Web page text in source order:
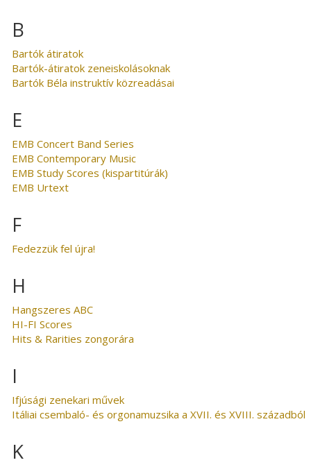
B
Bartók átiratok
Bartók-átiratok zeneiskolásoknak
Bartók Béla instruktív közreadásai
E
EMB Concert Band Series
EMB Contemporary Music
EMB Study Scores (kispartitúrák)
EMB Urtext
F
Fedezzük fel újra!
H
Hangszeres ABC
HI-FI Scores
Hits & Rarities zongorára
I
Ifjúsági zenekari művek
Itáliai csembaló- és orgonamuzsika a XVII. és XVIII. századból
K